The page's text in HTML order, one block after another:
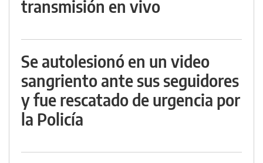
transmisión en vivo
Se autolesionó en un video
sangriento ante sus seguidores
y fue rescatado de urgencia por
la Policía